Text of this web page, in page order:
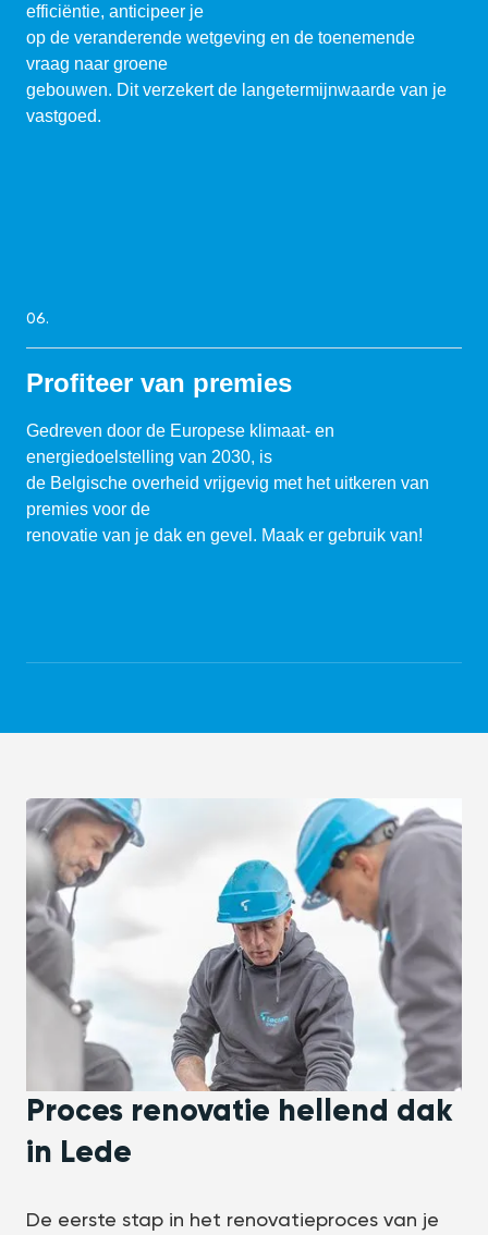
efficiëntie, anticipeer je
op de veranderende wetgeving en de toenemende
vraag naar groene
gebouwen. Dit verzekert de langetermijnwaarde van je
vastgoed.
06.
Profiteer van premies
Gedreven door de Europese klimaat- en
energiedoelstelling van 2030, is
de Belgische overheid vrijgevig met het uitkeren van
premies voor de
renovatie van je dak en gevel. Maak er gebruik van!
Proces renovatie hellend dak
in Lede
De eerste stap in het renovatieproces van je